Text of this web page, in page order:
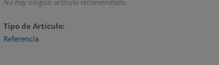
No hay ningún artículo recomendado.
Tipo de Artículo
Referencia